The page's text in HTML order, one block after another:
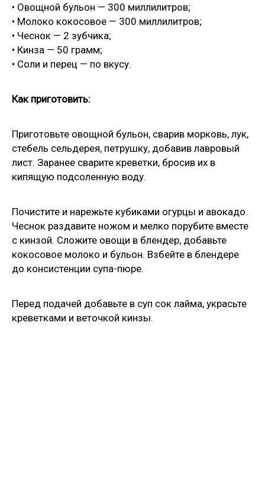
• Овощной бульон — 300 миллилитров;
• Молоко кокосовое — 300 миллилитров;
• Чеснок — 2 зубчика;
• Кинза — 50 грамм;
• Соли и перец — по вкусу.
Как приготовить:
Приготовьте овощной бульон, сварив морковь, лук,
стебель сельдерея, петрушку, добавив лавровый
лист. Заранее сварите креветки, бросив их в
кипящую подсоленную воду.
Почистите и нарежьте кубиками огурцы и авокадо.
Чеснок раздавите ножом и мелко порубите вместе
с кинзой. Сложите овощи в блендер, добавьте
кокосовое молоко и бульон. Взбейте в блендере
до консистенции супа-пюре.
Перед подачей добавьте в суп сок лайма, украсьте
креветками и веточкой кинзы.